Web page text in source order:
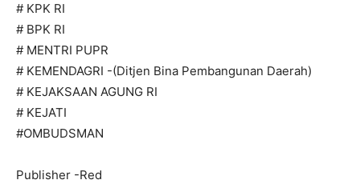
# KPK RI
# BPK RI
# MENTRI PUPR
# KEMENDAGRI -(Ditjen Bina Pembangunan Daerah)
# KEJAKSAAN AGUNG RI
# KEJATI
#OMBUDSMAN
Publisher -Red